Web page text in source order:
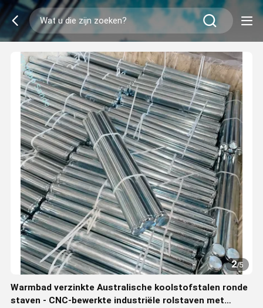
2/5
Warmbad verzinkte Australische koolstofstalen ronde
staven - CNC-bewerkte industriële rolstaven met